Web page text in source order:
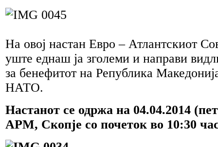
На овој настан Евро – Атлантскиот
уште еднаш ја зголеми и направи
за бенефитот на Република
НАТО.
Настанот се одржa на 04.04.2014
АРМ, Скопје со почеток во 10:30